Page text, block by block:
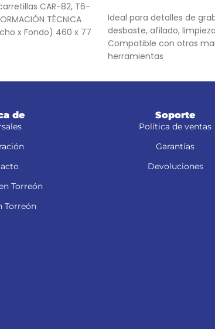
CAR-82, T6-
TÉCNICA
x Fondo) 460 x 77
Ideal para detalles de
desbaste, afilado,
Compatible con otras
herramientas
el almacenamiento de
de
Torreón
Torreón
Soporte
Política de ventas
Garantías
Devoluciones